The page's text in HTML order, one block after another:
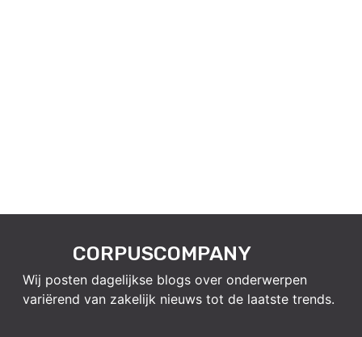
CORPUSCOMPANY
Wij posten dagelijkse blogs over onderwerpen
variërend van zakelijk nieuws tot de laatste trends.